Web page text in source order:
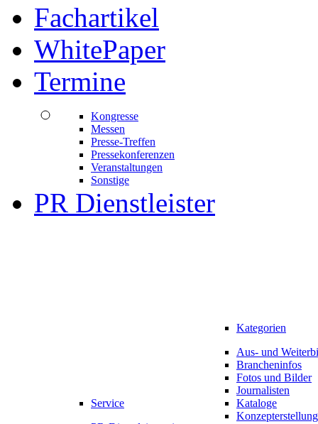
Fachartikel
WhitePaper
Termine
Kongresse
Messen
Presse-Treffen
Pressekonferenzen
Veranstaltungen
Sonstige
PR Dienstleister
Service
Kategorien
Aus- und
Brancheninfos
Fotos und Bilder
Journalisten
Kataloge
Konzepterstellung